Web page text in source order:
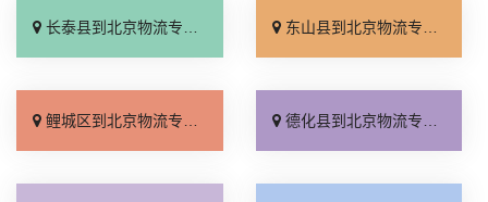
长泰县到北京物流专线_运价查询「急你所需」 东山县到北京物流专线_诚信为先「全程无虑」
鲤城区到北京物流专线_托运放心「专业调车」 德化县到北京物流专线_全程无虑「几天到达」